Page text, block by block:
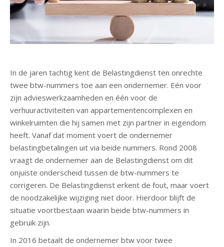
In de jaren tachtig kent de Belastingdienst ten onrechte
twee btw-nummers toe aan een ondernemer. Eén voor
zijn advieswerkzaamheden en één voor de
verhuuractiviteiten van appartementencomplexen en
winkelruimten die hij samen met zijn partner in eigendom
heeft. Vanaf dat moment voert de ondernemer
belastingbetalingen uit via beide nummers. Rond 2008
vraagt de ondernemer aan de Belastingdienst om dit
onjuiste onderscheid tussen de btw-nummers te
corrigeren. De Belastingdienst erkent de fout, maar voert
de noodzakelijke wijziging niet door. Hierdoor blijft de
situatie voortbestaan waarin beide btw-nummers in
gebruik zijn.
In 2016 betaalt de ondernemer btw voor twee